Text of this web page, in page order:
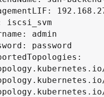
iscsi_svm
admin
password